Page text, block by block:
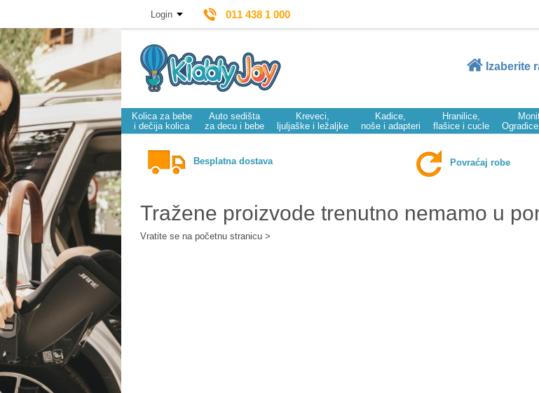
Login 011 438 1 000
Izaberite
Kolica za bebe
i dečija kolica
Auto sedišta
za decu i bebe
Kreveci,
ljuljaške i ležaljke
Kadice,
noše i adapteri
Hranilice,
flašice i cucle
Besplatna dostava Povraćaj robe
Tražene proizvode trenutno nemamo u
Vratite se na početnu stranicu >